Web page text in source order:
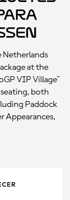
Netherlands
at the
VIP Village™
both
Paddock
Appearances,